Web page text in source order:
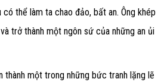
thể làm ta chao đảo, bất an. Ông khép
trở thành một ngôn sứ của những an ủi
thành một trong những bức tranh lặng lẽ